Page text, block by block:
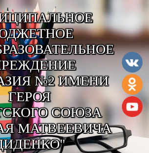
№2 ИМЕНИ
ГЕРОЯ
СОЮЗА
МАТВЕЕВИЧА